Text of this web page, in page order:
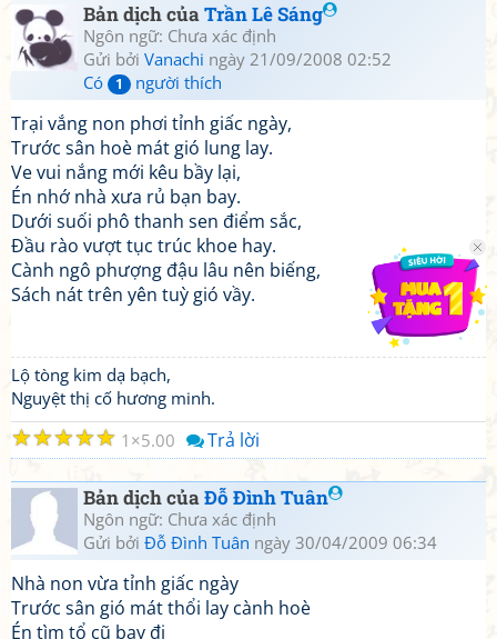
Bản dịch củaTrần Lê Sáng
Ngôn ngữ: Chưa xác định
Gửi bởi Vanachi ngày 21/09/2008 02:52
Có
1 người thích
Trại vắng non phơi tỉnh giấc ngày,
Trước sân hoè mát gió lung lay.
Ve vui nắng mới kêu bầy lại,
Én nhớ nhà xưa rủ bạn bay.
Dưới suối phô thanh sen điểm sắc,
Đầu rào vượt tục trúc khoe hay.
Cành ngô phượng đậu lâu nên biếng,
Sách nát trên yên tuỳ gió vầy.
Lộ tòng kim dạ bạch,
Nguyệt thị cố hương minh.
☆
☆
☆
☆
☆ 1 5.00 Trả lời
Bản dịch củaĐỗ Đình Tuân
Ngôn ngữ: Chưa xác định
Gửi bởi Đỗ Đình Tuân ngày 30/04/2009 06:34
Nhà non vừa tỉnh giấc ngày
Trước sân gió mát thổi lay cành hoè
Én tìm tổ cũ bay đi